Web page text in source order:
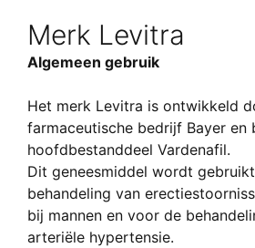
Merk Levitra
Algemeen gebruik
Het merk Levitra is ontwikkeld
farmaceutische bedrijf Bayer en
hoofdbestanddeel Vardenafil.
Dit geneesmiddel wordt
behandeling van
bij mannen en voor de
arteriële hypertensie.